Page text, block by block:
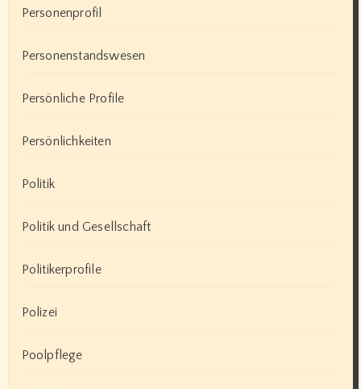
Personenprofil
Personenstandswesen
Persönliche Profile
Persönlichkeiten
Politik
Politik und Gesellschaft
Politikerprofile
Polizei
Poolpflege